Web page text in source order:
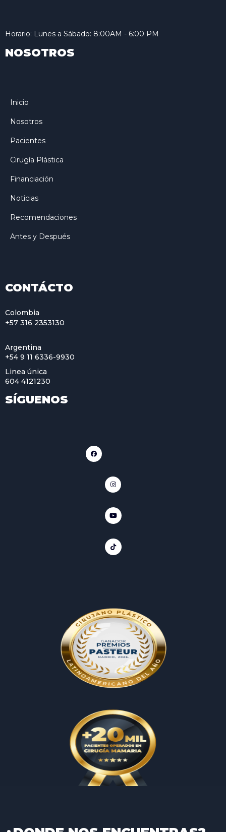
Horario: Lunes a Sábado: 8:00AM - 6:00 PM
NOSOTROS
Inicio
Nosotros
Pacientes
Cirugía Plástica
Financiación
Noticias
Recomendaciones
Antes y Después
CONTÁCTO
Colombia
+57 316 2353130
Argentina
+54 9 11 6336-9930
Linea única
604 4121230
SÍGUENOS